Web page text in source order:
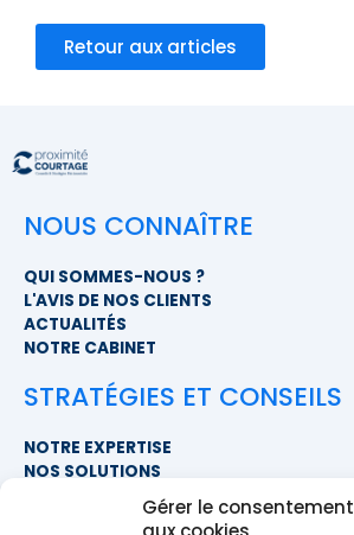
Gérer le consentement
Retour aux articles
NOUS CONNAÎTRE
QUI SOMMES-NOUS ?
L'AVIS DE NOS CLIENTS
ACTUALITÉS
NOTRE CABINET
STRATÉGIES ET CONSEILS
NOTRE EXPERTISE
NOS SOLUTIONS